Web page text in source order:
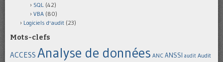
SQL (42)
VBA (80)
Logiciels d'audit (23)
Mots-clefs
ACCESS Analyse de données ANC ANSSI audit Audit